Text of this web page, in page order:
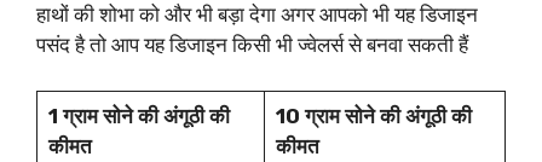
हाथों की शोभा को और भी बड़ा देगा अगर आपको भी यह डिजाइन
पसंद है तो आप यह डिजाइन किसी भी ज्वेलर्स से बनवा सकती हैं
1 ग्राम सोने की अंगूठी की
कीमत
10 ग्राम सोने की अंगूठी की
कीमत